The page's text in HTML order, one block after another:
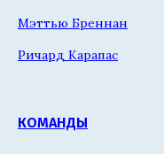
Мэттью Бреннан
Ричард Карапас
КОМАНДЫ